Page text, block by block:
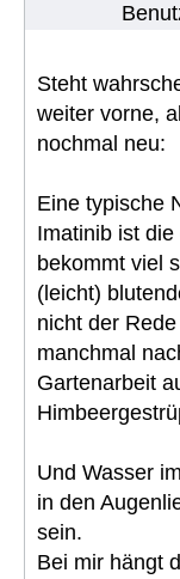
Steht
weiter vorne,
nochmal neu:
Eine typische
Imatinib ist
bekommt viel
(leicht)
nicht der
manchmal
Gartenarbeit
Und Wasser
in den
sein.
Bei mir hängt